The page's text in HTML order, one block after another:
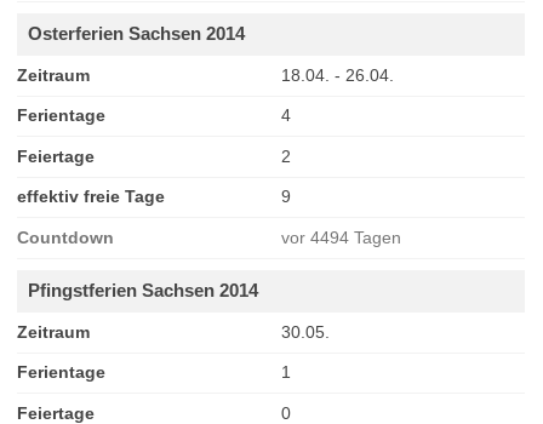
Osterferien Sachsen 2014
Zeitraum 18.04. - 26.04.
Ferientage 4
Feiertage 2
effektiv freie Tage 9
Countdown vor 4494 Tagen
Pfingstferien Sachsen 2014
Zeitraum 30.05.
Ferientage 1
Feiertage 0